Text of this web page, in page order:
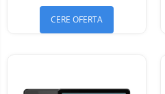
CERE OFERTA